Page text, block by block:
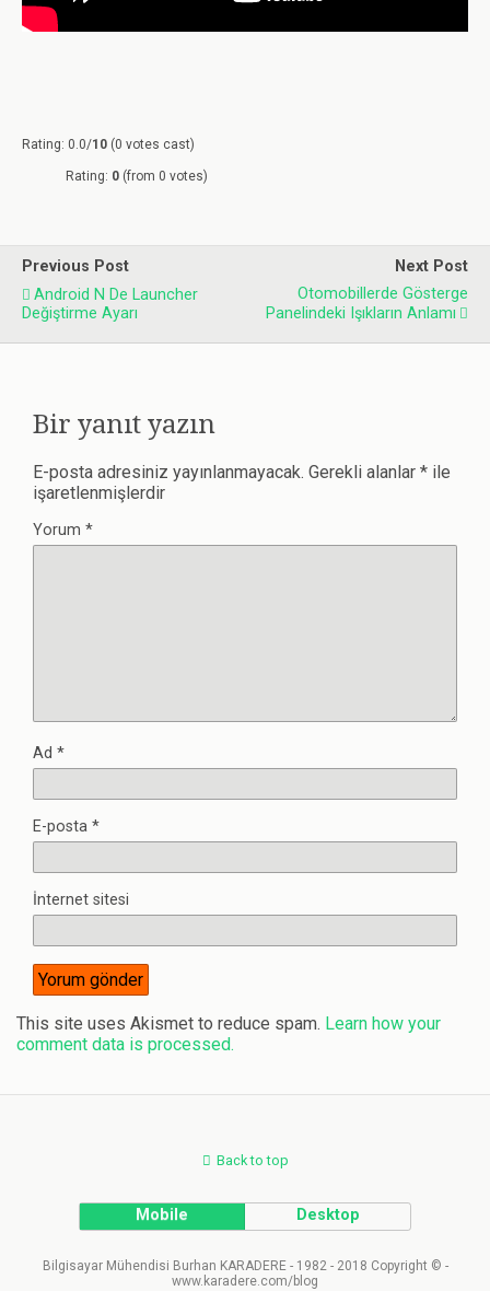
Rating: 0.0/10 (0 votes cast)
Rating: 0 (from 0 votes)
Previous Post
Android N De Launcher
Değiştirme Ayarı
Next Post
Otomobillerde Gösterge
Panelindeki Işıkların Anlamı
Bir yanıt yazın
E-posta adresiniz yayınlanmayacak. Gerekli alanlar * ile
işaretlenmişlerdir
Yorum *
Ad *
E-posta *
İnternet sitesi
This site uses Akismet to reduce spam. Learn how your
comment data is processed.
Back to top
Mobile Desktop
Bilgisayar Mühendisi Burhan KARADERE - 1982 - 2018 Copyright © -
www.karadere.com/blog